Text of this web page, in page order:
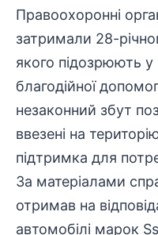
Правоохоронні
затримали 28-
якого підозрюють у
благодійної
незаконний збут
ввезені на
підтримка для
За матеріалами
отримав на
автомобілі марок